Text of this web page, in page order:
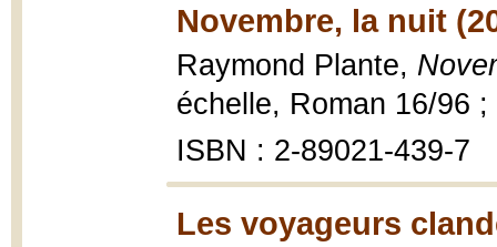
Novembre, la nuit
Raymond Plante,
échelle, Roman 16/96
ISBN : 2-89021-439-7
Les voyageurs